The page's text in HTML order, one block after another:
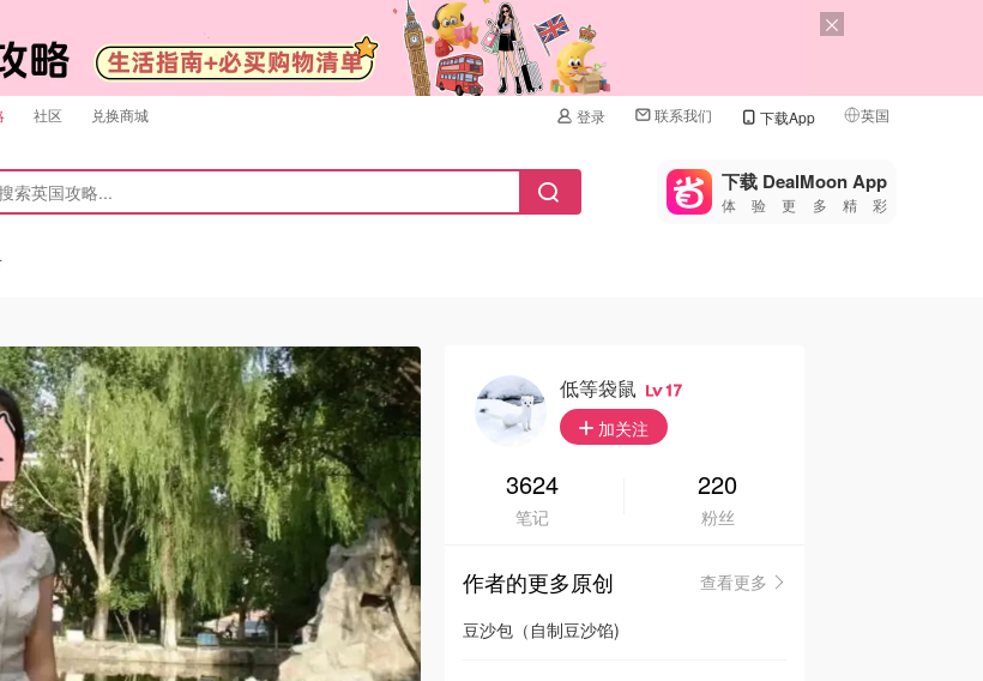
社区 兑换商城 登录 联系我们 下载App 英国
🇺🇸
🇨🇳 中国
🇮🇹
🇦🇺
🇳🇿新西兰
下载 DealMoon App
体验更多精彩
低等袋鼠 17
加关注
3624
笔记
220
粉丝
作者的更多原创
查看更多
豆沙包（自制豆沙馅)